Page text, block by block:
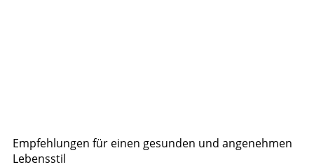
Empfehlungen für einen gesunden und angenehmen
Lebensstil